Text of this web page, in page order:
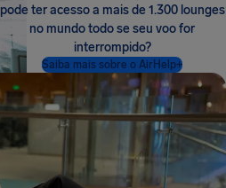
pode ter acesso a mais de 1.300 lounges
no mundo todo se seu voo for
interrompido?
Saiba mais sobre o AirHelp+